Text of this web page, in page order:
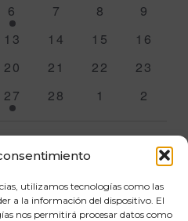
utilizamos tecnologías como las
a la información del dispositivo. El
nos permitirá procesar datos como
Eventos
1
evento
6
0
7
0
8
0
9
013
014
015
016
0
20
0
21
0
22
0
23
1
evento
27
0
28
01
0
2
CALENDARIO